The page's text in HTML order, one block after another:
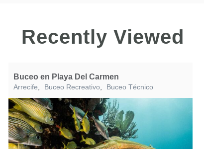
Recently Viewed
Buceo en Playa Del Carmen
Arrecife, Buceo Recreativo, Buceo Técnico